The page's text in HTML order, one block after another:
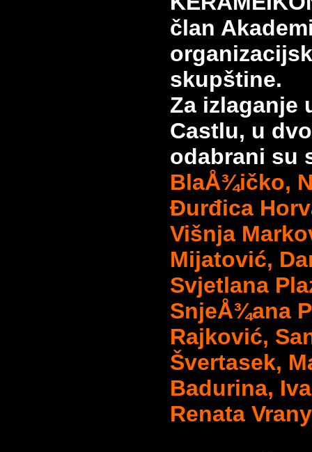
član
skupštine.
Za izlaganje
Castlu, u
odabrani su
BlaÅ¾ičko,
Đurđica
Višnja
Mijatović,
Svjetlana
SnjeÅ¾ana
Rajković,
Švertasek,
Badurina,
Renata